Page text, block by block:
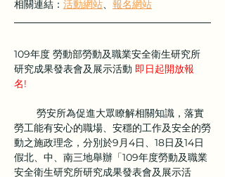
相關連結： 活動網站、 報名網站
109年度 勞動部勞動及職業安全衛生研究所
研究成果發表會及展示活動 即日起開放報
名!
勞工能有安心的職場、安穩的工作及安全的勞
動之施政理念，分別於9月4日、18日及14日
假北、中、南三地舉辦「109年度勞動及職業
安全衛生研究所研究成果發表會及展示活